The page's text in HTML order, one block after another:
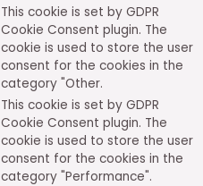
This cookie is set by GDPR
Cookie Consent plugin. The
cookie is used to store the user
consent for the cookies in the
category "Other.
This cookie is set by GDPR
Cookie Consent plugin. The
cookie is used to store the user
consent for the cookies in the
category "Performance".